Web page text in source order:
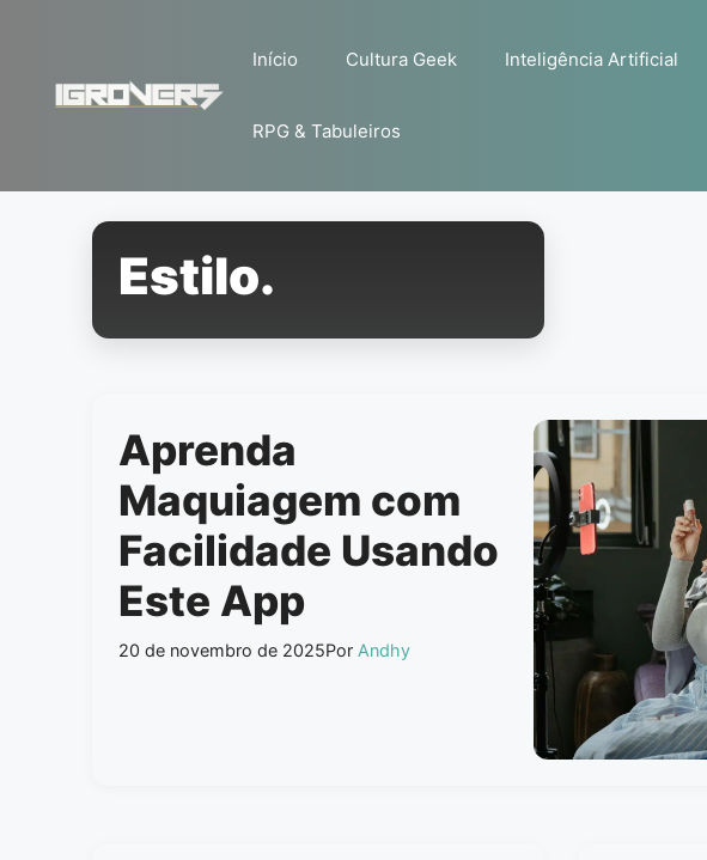
conteúdo
Início Cultura Geek Inteligência Artificial
RPG & Tabuleiros
Estilo.
Aprenda
Maquiagem com
Facilidade Usando
Este App
20 de novembro de 2025Por Andhy